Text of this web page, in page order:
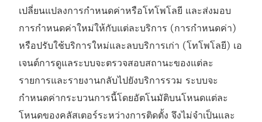
เปลี่ยนแปลงการกำหนดค่าหรือโทโพโลยี และส่งมอบ
การกำหนดค่าใหม่ให้กับแต่ละบริการ (การกำหนดค่า)
หรือปรับใช้บริการใหม่และลบบริการเก่า (โทโพโลยี) เอ
เจนต์การดูแลระบบจะตรวจสอบสถานะของแต่ละ
รายการและรายงานกลับไปยังบริการรวม ระบบจะ
กำหนดค่ากระบวนการนี้โดยอัตโนมัติบนโหนดแต่ละ
โหนดของคลัสเตอร์ระหว่างการติดตั้ง จึงไม่จำเป็นและ